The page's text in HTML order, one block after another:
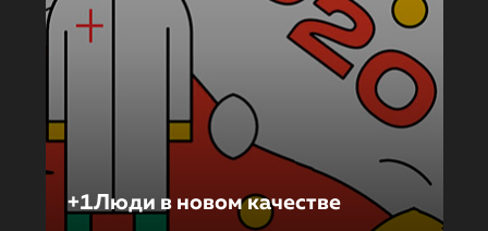
+1Люди в новом качестве